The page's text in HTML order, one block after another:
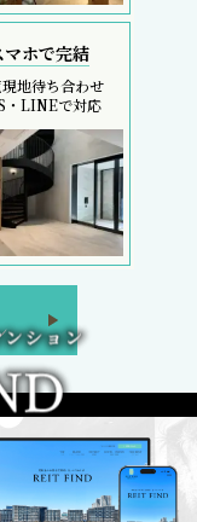
マホで完結
地待ち合わせ
・LINEで対応